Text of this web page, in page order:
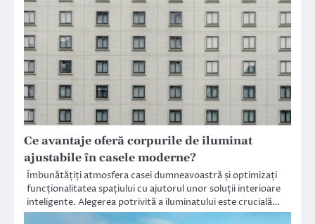
Ce avantaje oferă corpurile de iluminat
ajustabile în casele moderne?
Îmbunătățiți atmosfera casei dumneavoastră și optimizați
funcționalitatea spațiului cu ajutorul unor soluții interioare
inteligente. Alegerea potrivită a iluminatului este crucială…